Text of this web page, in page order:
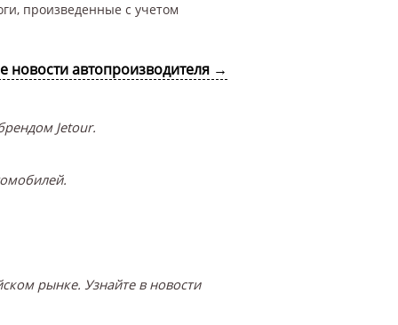
произведенные с учетом
новости автопроизводителя →
Jetour.
рынке. Узнайте в новости